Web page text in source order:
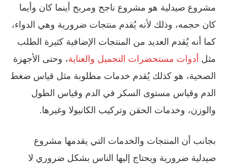
مشروع صيدلية هو مشروع ناجح ومربح أينما كان وأيما
كان حجمه، وذلك لأنه يُقدم منتجات ضرورية وهي الدواء،
كما أنه يُقدم العديد من المنتجات الإضافية كثيرة الطلب
مثل أدوات مستحضرات التجميل والعناية، وحتى الأجهزة
الصحية، هو كذلك يُقدم خدمات مطلوبة مثل قياس ضغط
الدم وقياس مستوى السكر في الدم وقياس الطول
والوزن، وخدمات الحقن وتركيب الكانيولا وغيرها.
بجانب أن المنتجات والخدمات التي يقدمها مشروع
صيدلية ضرورية ويحتاج إليها الناس بشكل ضروري لا